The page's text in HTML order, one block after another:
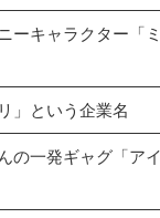
ーキャラクター「ミ
」という企業名
の一発ギャグ「アイ